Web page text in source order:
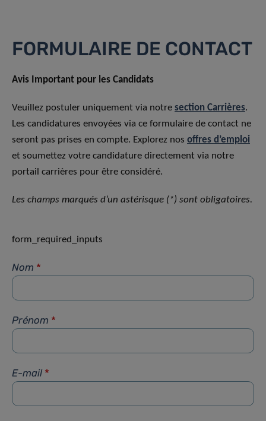
FORMULAIRE DE CONTACT
Avis Important pour les Candidats
Veuillez postuler uniquement via notre section Carrières.
Les candidatures envoyées via ce formulaire de contact ne
seront pas prises en compte. Explorez nos offres d’emploi
et soumettez votre candidature directement via notre
portail carrières pour être considéré.
Les champs marqués d’un astérisque (*) sont obligatoires.
form_required_inputs
Nom *
Prénom *
E-mail *